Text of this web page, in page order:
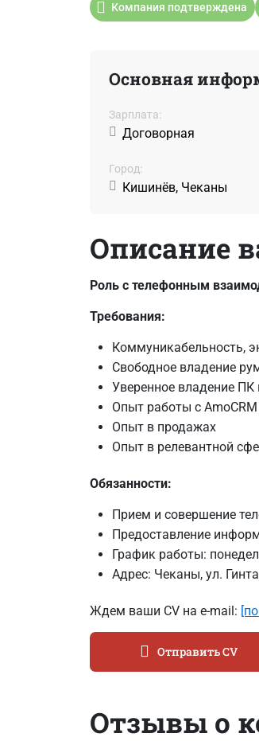
Компания подтверждена
Основная
Зарплата:
Договорная
Город:
Кишинёв, Чеканы
Описание
Роль с телефонным
Требования:
Коммуникабельность,
Свободное владение
Уверенное владение
Опыт работы с AmoCRM
Опыт в продажах
Опыт в релевантной
Обязанности:
Прием и совершение
Предоставление
График работы:
Адрес: Чеканы, ул.
Ждем ваши CV на e-mail:
Отправить CV
Отзывы о